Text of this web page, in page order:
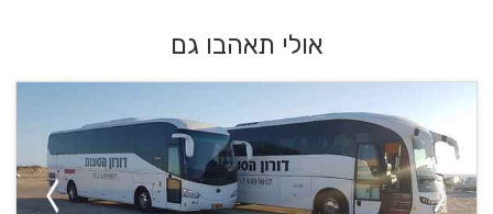
אולי תאהבו גם